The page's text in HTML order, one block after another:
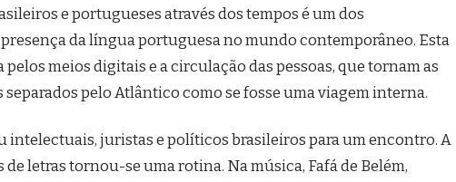
e portugueses através dos tempos é um dos
da língua portuguesa no mundo contemporâneo. Esta
meios digitais e a circulação das pessoas, que tornam as
separados pelo Atlântico como se fosse uma viagem interna.
intelectuais, juristas e políticos brasileiros para um encontro. A
letras tornou-se uma rotina. Na música, Fafá de Belém,